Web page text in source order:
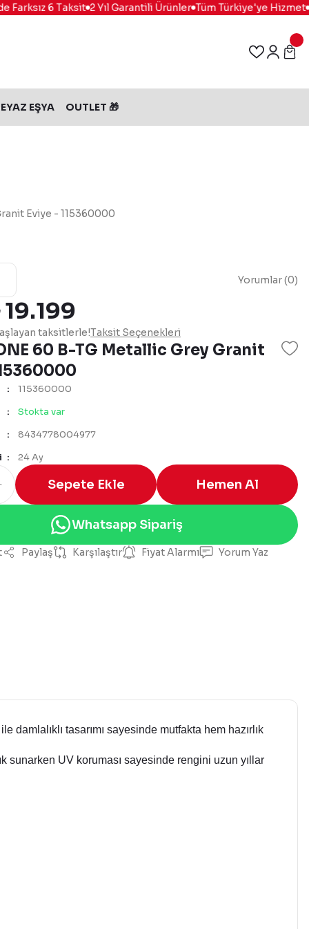
6 Taksit 2 Yıl Garantili Ürünler Tüm Türkiye'ye Hizmet
EŞYA OUTLET 🎁
Eviye - 115360000
Yorumlar (0)
60 B-TG Metallic Grey Granit
19.199
taksitlerle!Taksit Seçenekleri
115360000
Stokta var
8434778004977
24 Ay
Sepete Ekle Hemen Al
Whatsapp Sipariş
Paylaş Karşılaştır Fiyat Alarmı Yorum Yaz
damlalıklı tasarımı sayesinde mutfakta hem hazırlık
sunarken UV koruması sayesinde rengini uzun yıllar